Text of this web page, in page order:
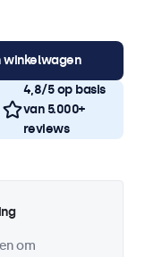
winkelwagen
4,8/5 op basis
van 5.000+
reviews
om